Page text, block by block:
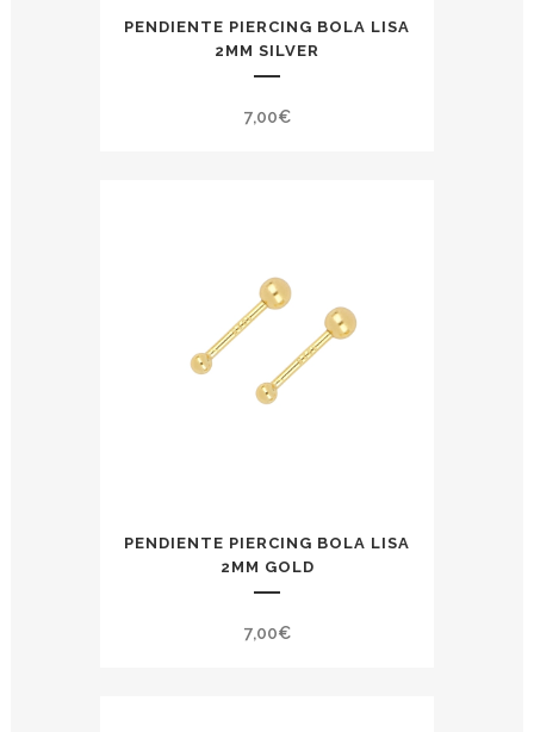
PENDIENTE PIERCING BOLA LISA
2MM SILVER
7,00€
PENDIENTE PIERCING BOLA LISA
2MM GOLD
7,00€